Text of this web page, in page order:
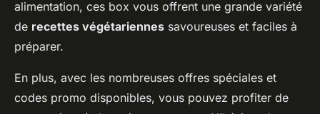
alimentation, ces box vous offrent une grande variété
de recettes végétariennes savoureuses et faciles à
préparer.
En plus, avec les nombreuses offres spéciales et
codes promo disponibles, vous pouvez profiter de